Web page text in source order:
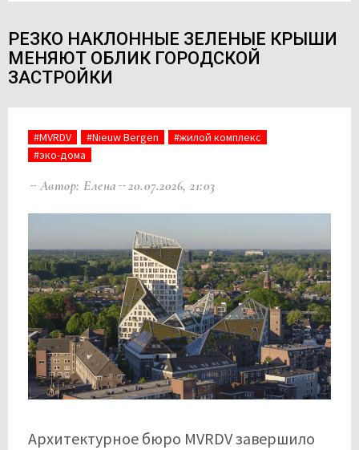
РЕЗКО НАКЛОННЫЕ ЗЕЛЕНЫЕ КРЫШИ
МЕНЯЮТ ОБЛИК ГОРОДСКОЙ
ЗАСТРОЙКИ
#MVRDV #Nieuw Bergen
#жилой комплекс
#эко-дома
Автор: Елена 20.07.2026, 21:03
Архитектурное бюро MVRDV завершило